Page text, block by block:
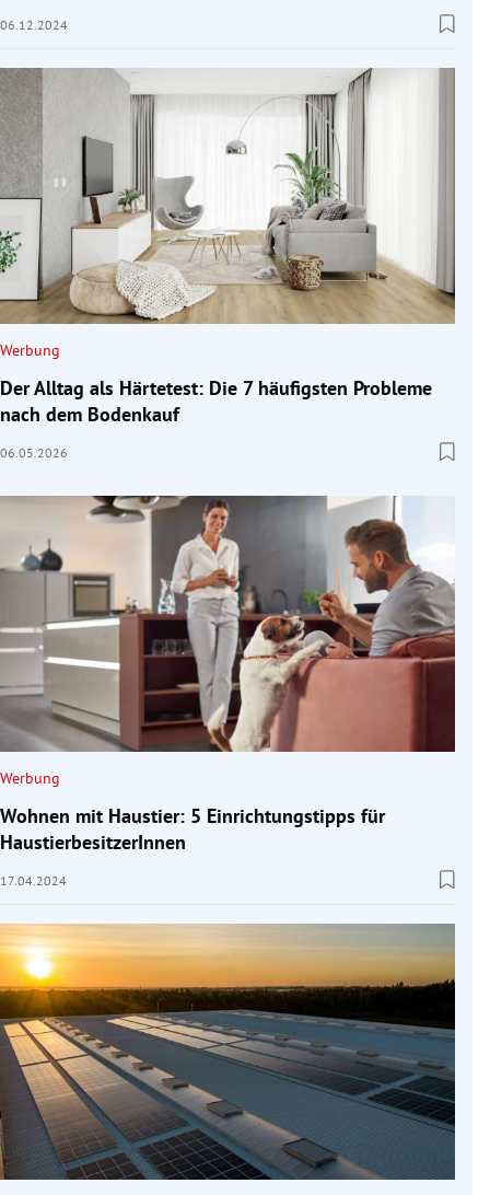
06.12.2024
Werbung
Der Alltag als Härtetest: Die 7 häufigsten Probleme
nach dem Bodenkauf
06.05.2026
Werbung
Wohnen mit Haustier: 5 Einrichtungstipps für
HaustierbesitzerInnen
17.04.2024